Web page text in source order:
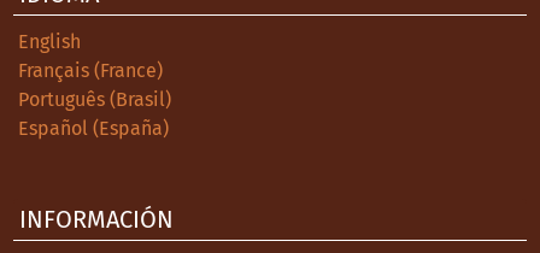
English
Français (France)
Português (Brasil)
Español (España)
INFORMACIÓN